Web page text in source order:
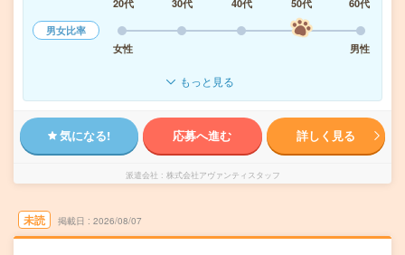
20代
30代 40代 50代
60代
男女比率
女性
男性
もっと見る
気になる! 応募へ進む 詳しく見る
派遣会社 株式会社アヴァンティスタッフ
未読 掲載日 2026/08/07